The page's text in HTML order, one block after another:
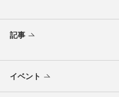
記事
イベント